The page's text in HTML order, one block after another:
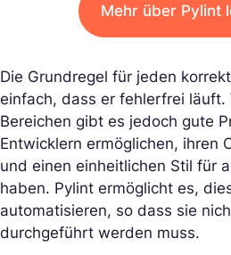
Mehr über Pylint
Die Grundregel für jeden
einfach, dass er fehlerfrei läuft.
Bereichen gibt es jedoch gute
Entwicklern ermöglichen, ihren
und einen einheitlichen Stil für
haben. Pylint ermöglicht es,
automatisieren, so dass sie
durchgeführt werden muss.